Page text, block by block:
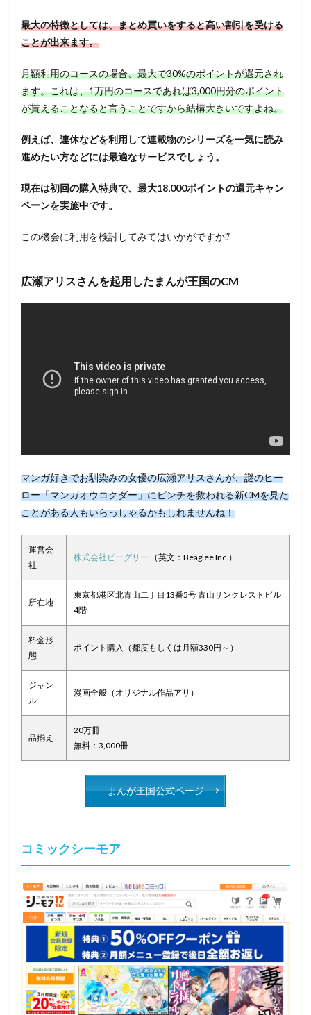
最大の特徴としては、まとめ買いをすると高い割引を受ける
ことが出来ます。
月額利用のコースの場合、最大で30%のポイントが還元され
ます。これは、1万円のコースであれば3,000円分のポイント
が貰えることなると言うことですから結構大きいですよね。
例えば、連休などを利用して連載物のシリーズを一気に読み
進めたい方などには最適なサービスでしょう。
現在は初回の購入特典で、最大18,000ポイントの還元キャン
ペーンを実施中です。
この機会に利用を検討してみてはいかがですか⁉
広瀬アリスさんを起用したまんが王国のCM
マンガ好きでお馴染みの女優の広瀬アリスさんが、謎のヒー
ロー「マンガオウコクダー」にピンチを救われる新CMを見た
ことがある人もいらっしゃるかもしれませんね！
運営会
社
株式会社ビーグリー （英文：Beaglee Inc.）
所在地
東京都港区北青山二丁目13番5号 青山サンクレストビル
4階
料金形
態
ポイント購入（都度もしくは月額330円～）
ジャン
ル
漫画全般（オリジナル作品アリ）
品揃え
20万冊
無料：3,000冊
まんが王国公式ページ
コミックシーモア